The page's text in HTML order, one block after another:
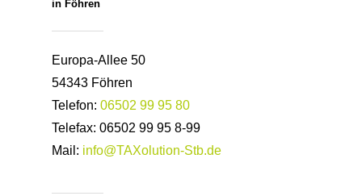
in Föhren
Europa-Allee 50
54343 Föhren
Telefon:06502 99 95 80
Telefax: 06502 99 95 8-99
Mail: info@TAXolution-Stb.de